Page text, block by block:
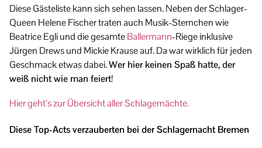
Diese Gästeliste kann sich sehen lassen. Neben der Schlager-
Queen Helene Fischer traten auch Musik-Sternchen wie
Beatrice Egli und die gesamteBallermann-Riege inklusive
Jürgen Drews und Mickie Krause auf. Da war wirklich für jeden
Geschmack etwas dabei.Wer hier keinen Spaß hatte, der
weiß nicht wie man feiert!
Hier geht’s zur Übersicht aller Schlagernächte.
Diese Top-Acts verzauberten bei der Schlagernacht Bremen